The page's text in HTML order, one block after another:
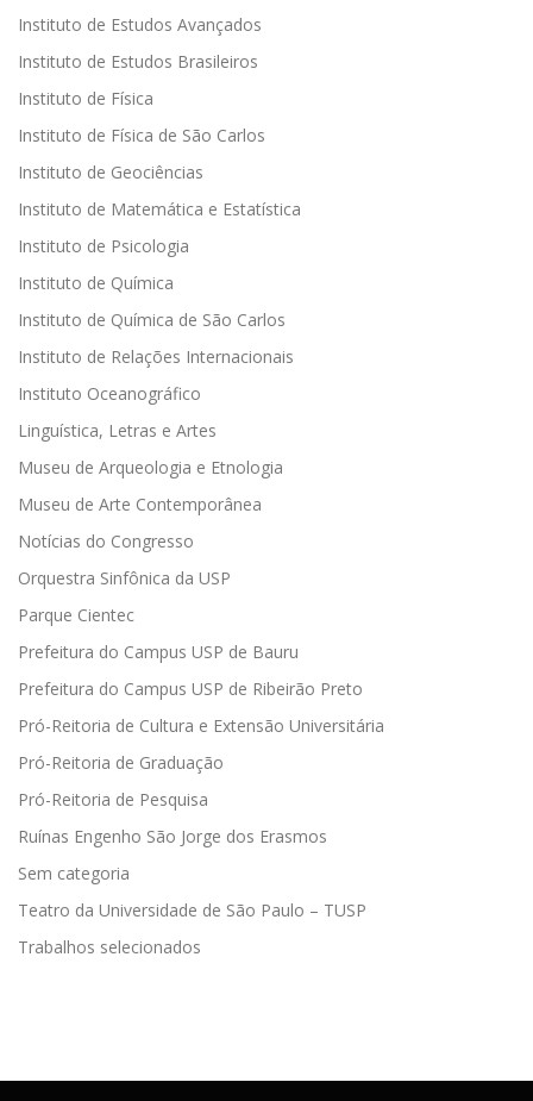
Instituto de Estudos Avançados
Instituto de Estudos Brasileiros
Instituto de Física
Instituto de Física de São Carlos
Instituto de Geociências
Instituto de Matemática e Estatística
Instituto de Psicologia
Instituto de Química
Instituto de Química de São Carlos
Instituto de Relações Internacionais
Instituto Oceanográfico
Linguística, Letras e Artes
Museu de Arqueologia e Etnologia
Museu de Arte Contemporânea
Notícias do Congresso
Orquestra Sinfônica da USP
Parque Cientec
Prefeitura do Campus USP de Bauru
Prefeitura do Campus USP de Ribeirão Preto
Pró-Reitoria de Cultura e Extensão Universitária
Pró-Reitoria de Graduação
Pró-Reitoria de Pesquisa
Ruínas Engenho São Jorge dos Erasmos
Sem categoria
Teatro da Universidade de São Paulo – TUSP
Trabalhos selecionados